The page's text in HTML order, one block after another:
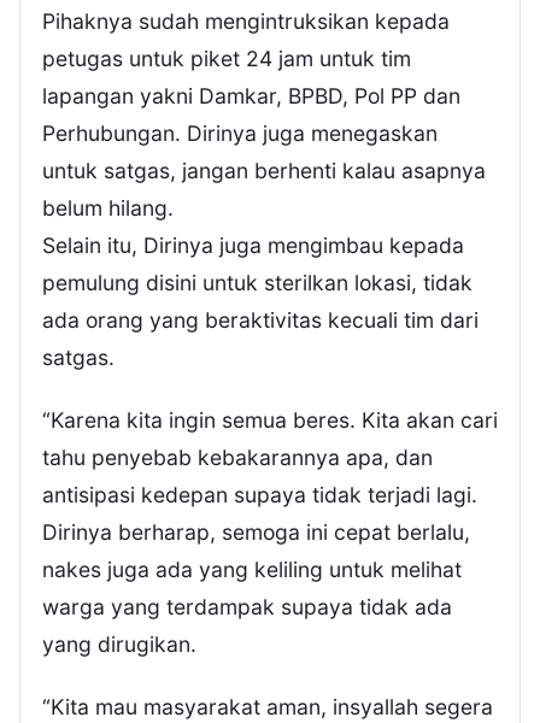
Pihaknya sudah mengintruksikan kepada
petugas untuk piket 24 jam untuk tim
lapangan yakni Damkar, BPBD, Pol PP dan
Perhubungan. Dirinya juga menegaskan
untuk satgas, jangan berhenti kalau asapnya
belum hilang.
Selain itu, Dirinya juga mengimbau kepada
pemulung disini untuk sterilkan lokasi, tidak
ada orang yang beraktivitas kecuali tim dari
satgas.
“Karena kita ingin semua beres. Kita akan cari
tahu penyebab kebakarannya apa, dan
antisipasi kedepan supaya tidak terjadi lagi.
Dirinya berharap, semoga ini cepat berlalu,
nakes juga ada yang keliling untuk melihat
warga yang terdampak supaya tidak ada
yang dirugikan.
“Kita mau masyarakat aman, insyallah segera